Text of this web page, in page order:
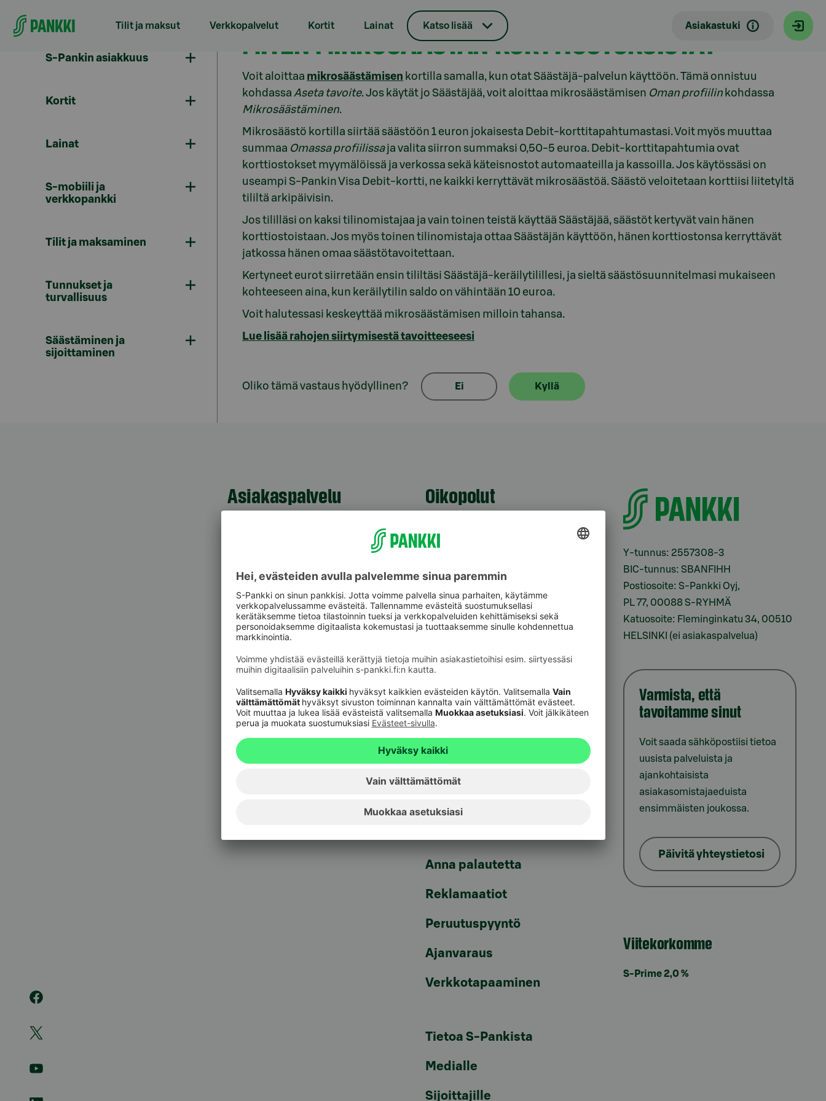
Tilit ja maksut Verkkopalvelut Kortit Lainat Katso lisää Asiakastuki
S-Pankin asiakkuus
Kortit
Lainat
S-mobiili ja
verkkopankki
Tilit ja maksaminen
Tunnukset ja
turvallisuus
Säästäminen ja
sijoittaminen
MITEN MIKROSÄÄSTÄN KORTTIOSTOKSISTA?
Voit aloittaa mikrosäästämisen kortilla samalla, kun otat Säästäjä-palvelun käyttöön. Tämä onnistuu
kohdassa Aseta tavoite. Jos käytät jo Säästäjää, voit aloittaa mikrosäästämisen Oman profiilin kohdassa
Mikrosäästäminen.
Mikrosäästö kortilla siirtää säästöön 1 euron jokaisesta Debit-korttitapahtumastasi. Voit myös muuttaa
summaa Omassa profiilissaja valita siirron summaksi 0,50-5 euroa. Debit-korttitapahtumia ovat
korttiostokset myymälöissä ja verkossa sekä käteisnostot automaateilla ja kassoilla. Jos käytössäsi on
useampi S-Pankin Visa Debit-kortti, ne kaikki kerryttävät mikrosäästöä. Säästö veloitetaan korttiisi liitetyltä
tililtä arkipäivisin.
Jos tililläsi on kaksi tilinomistajaa ja vain toinen teistä käyttää Säästäjää, säästöt kertyvät vain hänen
korttiostoistaan. Jos myös toinen tilinomistaja ottaa Säästäjän käyttöön, hänen korttiostonsa kerryttävät
jatkossa hänen omaa säästötavoitettaan.
Kertyneet eurot siirretään ensin tililtäsi Säästäjä-keräilytilillesi, ja sieltä säästösuunnitelmasi mukaiseen
kohteeseen aina, kun keräilytilin saldo on vähintään 10 euroa.
Voit halutessasi keskeyttää mikrosäästämisen milloin tahansa.
Lue lisää rahojen siirtymisestä tavoitteeseesi
Oliko tämä vastaus hyödyllinen? Ei Kyllä
Asiakaspalvelu
sulkupalvelu 24h
09 6964 6820(pvm/mpm)
Korttien sulkupalvelu 24h
Oikopolut
Tarkista
verkkopankkitunnuksesi
Tule asiakkaaksi
Palveluhinnasto
Usein kysyttyä
Turvallinen pankkiasiointi
Rahastojen arvot
Tiedotteet
Artikkelit
Anna palautetta
Reklamaatiot
Peruutuspyyntö
Ajanvaraus
Verkkotapaaminen
Tietoa S-Pankista
Medialle
Sijoittajille
Y-tunnus: 2557308-3
BIC-tunnus: SBANFIHH
Postiosoite: S-Pankki Oyj,
PL 77, 00088 S-RYHMÄ
Katuosoite: Fleminginkatu 34, 00510
HELSINKI (ei asiakaspalvelua)
Varmista, että
tavoitamme sinut
Voit saada sähköpostiisi tietoa
uusista palveluista ja
ajankohtaisista
asiakasomistajaeduista
ensimmäisten joukossa.
Päivitä yhteystietosi
Viitekorkomme
S-Prime 2,0 %